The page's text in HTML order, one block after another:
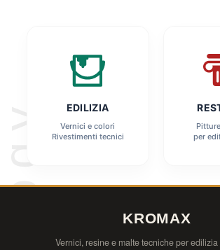
EDILIZIA
Vernici e colori
Rivestimenti tecnici
per
KROMAX
Vernici, resine e malte tecniche per